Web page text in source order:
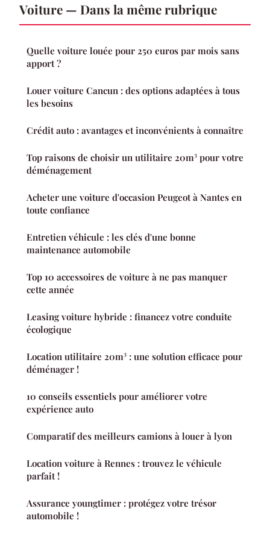
Voiture — Dans la même rubrique
Quelle voiture louée pour 250 euros par mois sans
apport ?
Louer voiture Cancun : des options adaptées à tous
les besoins
Crédit auto : avantages et inconvénients à connaître
Top raisons de choisir un utilitaire 20m³ pour votre
déménagement
Acheter une voiture d'occasion Peugeot à Nantes en
toute confiance
Entretien véhicule : les clés d'une bonne
maintenance automobile
Top 10 accessoires de voiture à ne pas manquer
cette année
Leasing voiture hybride : financez votre conduite
écologique
Location utilitaire 20m³ : une solution efficace pour
déménager !
10 conseils essentiels pour améliorer votre
expérience auto
Comparatif des meilleurs camions à louer à lyon
Location voiture à Rennes : trouvez le véhicule
parfait !
Assurance youngtimer : protégez votre trésor
automobile !